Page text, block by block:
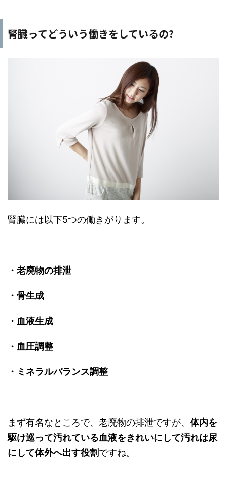
腎臓ってどういう働きをしているの?
腎臓には以下5つの働きがります。
・老廃物の排泄
・骨生成
・血液生成
・血圧調整
・ミネラルバランス調整
まず有名なところで、老廃物の排泄ですが、 体内を
駆け巡って汚れている血液をきれいにして汚れは尿
にして体外へ出す役割ですね。